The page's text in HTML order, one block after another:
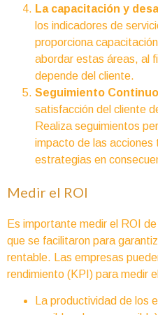
La capacitación y
los indicadores de
proporciona
abordar estas áreas, al
depende del cliente.
Seguimiento
satisfacción del cliente
Realiza seguimientos
impacto de las acciones
estrategias en
Medir el ROI
Es importante medir el ROI
que se facilitaron para
rentable. Las empresas
rendimiento (KPI) para medir
La productividad de los